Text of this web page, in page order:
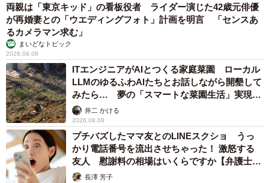
しょうか。
ーー投稿がきっかけでさらなる情報が集まったというのが
面白いですね。
近藤：「いただきます」と言う時に手を合わせる習慣に地
域差があるという情報提供があり、これも非常に参考にな
りました。この習慣は近畿や北陸、中国地方などに多い傾
向があるようです。「いただきます」が普及していった当
時の各地域の宗派事情…おそらく浄土真宗の普及率が関係
するのではないかと考えます。
両親は「東京キッド」の看板役者 ライダー演じた42歳元俳優
が再婚妻との「ウエディングフォト」計画を明言 「センスあ
るカメラマン求む」
まいどなトピック
2026.08.08
ITエンジニアがAIとつくる家庭菜園 ローカル
LLMのゆるふわAIたちとお話しながら開墾して
みたら… 夢の「スマートな菜園生活」実現な
るか井二 かける
2026.08.08
プチバズしたママ友とのLINEスクショ うっ
かり電話番号を流出させちゃった！ 激怒する
友人 慰謝料の相場はいくらですか【弁護士が
解説】長澤 芳子